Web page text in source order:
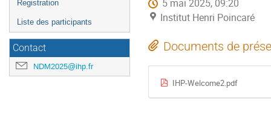
Registration
Liste des participants
Contact
NDM2025@ihp.fr
5 mai 2025, 09:20
Institut Henri Poincaré
Documents de
IHP-Welcome2.pdf